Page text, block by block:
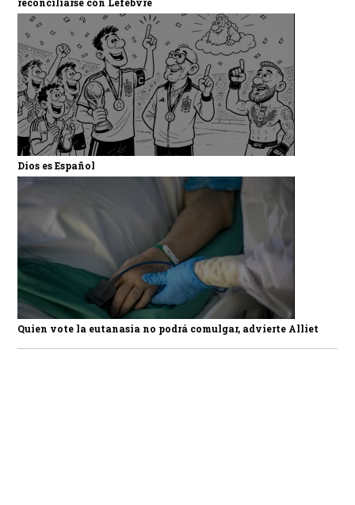
Dios es Español
Quien vote la eutanasia no podrá comulgar, advierte Alliet